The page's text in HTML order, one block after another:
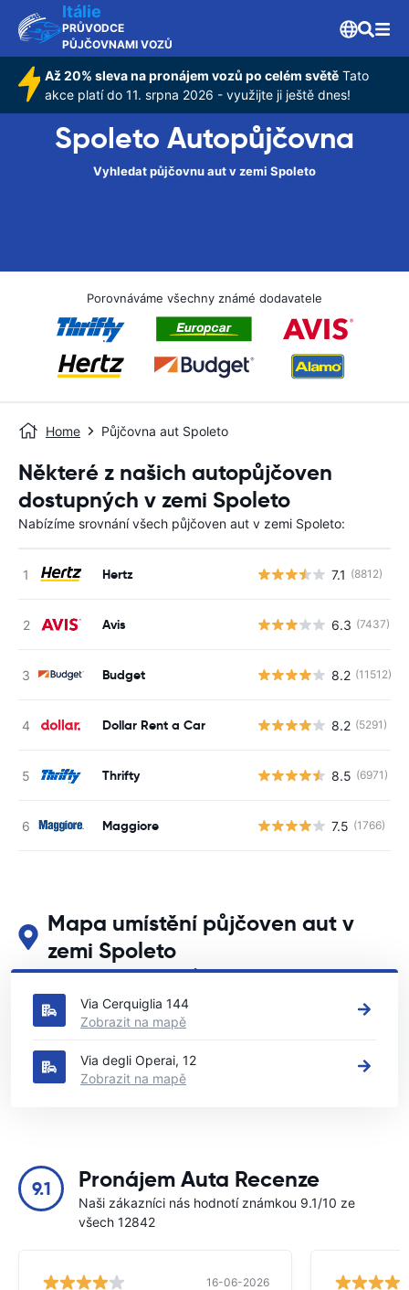
Itálie
PRŮVODCE
PŮJČOVNAMI VOZŮ
Až 20% sleva na pronájem vozů po celém světě Tato
akce platí do 11. srpna 2026 - využijte ji ještě dnes!
Spoleto Autopůjčovna
Vyhledat půjčovnu aut v zemi Spoleto
Porovnáváme všechny známé dodavatele
Home Půjčovna aut Spoleto
Některé z našich autopůjčoven
dostupných v zemi Spoleto
Nabízíme srovnání všech půjčoven aut v zemi Spoleto:
Hertz 7.1 (8812)
Avis 6.3 (7437)
Budget 8.2 (11512)
Dollar Rent a Car 8.2 (5291)
Thrifty 8.5 (6971)
Maggiore 7.5 (1766)
Mapa umístění půjčoven aut v
zemi Spoleto
Podívejte se na naše hlavní půjčovny aut v zemi Spoleto
Via Cerquiglia 144
Zobrazit na mapě
Via degli Operai, 12
Zobrazit na mapě
9.1 Pronájem Auta Recenze
Naši zákazníci nás hodnotí známkou 9.1/10 ze
všech 12842
16-06-2026